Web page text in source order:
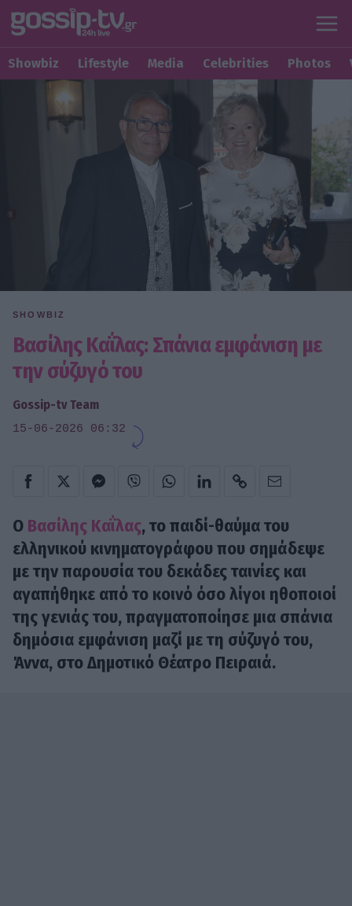
Showbiz Lifestyle Media Celebrities Photos
SHOWBIZ
Βασίλης Καΐλας: Σπάνια εμφάνιση με
την σύζυγό του
Gossip-tv Team
15-06-2026 06:32
Ο Βασίλης Καΐλας, το παιδί-θαύμα του
ελληνικού κινηματογράφου που σημάδεψε
με την παρουσία του δεκάδες ταινίες και
αγαπήθηκε από το κοινό όσο λίγοι ηθοποιοί
της γενιάς του, πραγματοποίησε μια σπάνια
δημόσια εμφάνιση μαζί με τη σύζυγό του,
Άννα, στο Δημοτικό Θέατρο Πειραιά.